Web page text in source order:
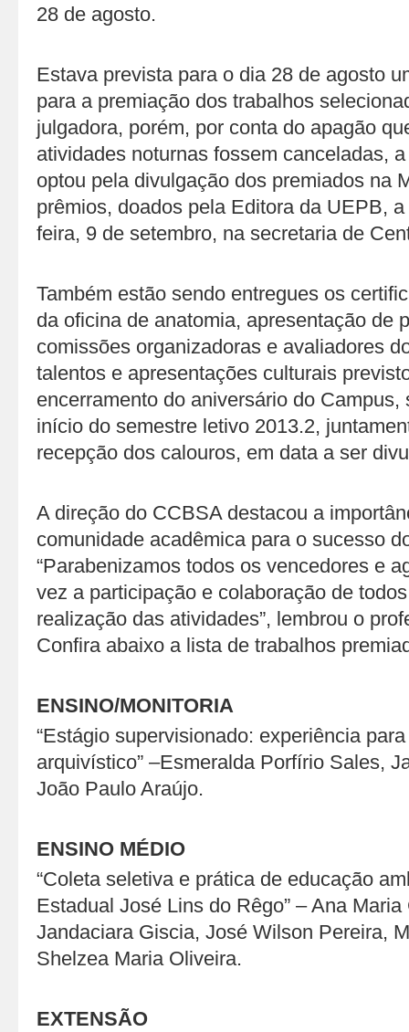
28 de agosto.
Estava prevista para o dia 28 de agosto
para a premiação dos trabalhos
julgadora, porém, por conta do apagão
atividades noturnas fossem canceladas,
optou pela divulgação dos premiados na
prêmios, doados pela Editora da UEPB,
feira, 9 de setembro, na secretaria de
Também estão sendo entregues os
da oficina de anatomia, apresentação de
comissões organizadoras e avaliadores
talentos e apresentações culturais
encerramento do aniversário do Campus,
início do semestre letivo 2013.2,
recepção dos calouros, em data a ser
A direção do CCBSA destacou a
comunidade acadêmica para o sucesso
“Parabenizamos todos os vencedores e
vez a participação e colaboração de
realização das atividades”, lembrou o
Confira abaixo a lista de trabalhos
ENSINO/MONITORIA
“Estágio supervisionado: experiência
arquivístico” –Esmeralda Porfírio Sales,
João Paulo Araújo.
ENSINO MÉDIO
“Coleta seletiva e prática de educação
Estadual José Lins do Rêgo” – Ana
Jandaciara Giscia, José Wilson Pereira,
Shelzea Maria Oliveira.
EXTENSÃO